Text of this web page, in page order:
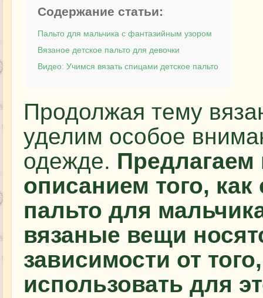
Содержание статьи:
Пальто для мальчика с фантазийным узором
Вязаное детское пальто для девочки
Видео: Учимся вязать спицами детское пальто
Продолжая тему
уделим особое
одежде.
описанием того,
пальто для
вязаные вещи
зависимости от
использовать для